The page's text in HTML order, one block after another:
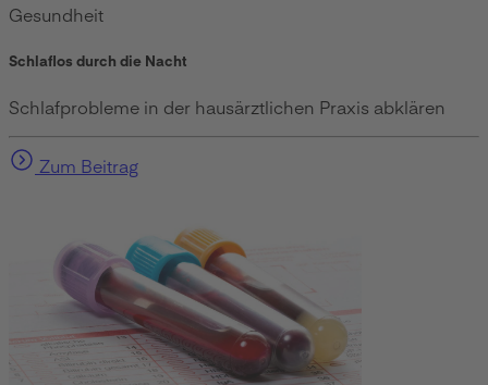
Gesundheit
Schlaflos durch die Nacht
Schlafprobleme in der hausärztlichen Praxis abklären
Zum Beitrag